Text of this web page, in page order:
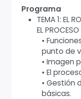
Programa
TEMA 1: EL
EL
•
punto de
• Imagen
• El
• Gestión
básicas.